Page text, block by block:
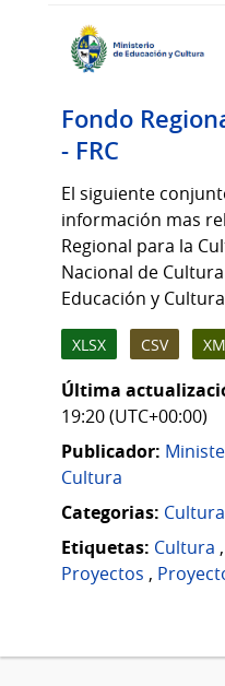
Fondo
- FRC
El siguiente
información mas
Regional para la
Nacional de
Educación y
XLSX CSV
Última
19:20 (UTC+00:00)
Publicador:
Cultura
Categorias: Cultura
Etiquetas: Cultura ,
Proyectos ,